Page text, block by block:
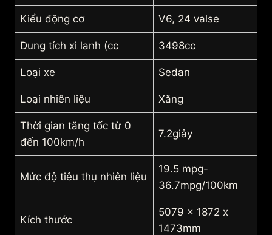
Kiểu động cơ V6, 24 valse
Dung tích xi lanh (cc 3498cc
Loại xe Sedan
Loại nhiên liệu Xăng
Thời gian tăng tốc từ 0
đến 100km/h
7.2giây
Mức độ tiêu thụ nhiên liệu
19.5 mpg-
36.7mpg/100km
Kích thước
5079 x 1872 x
1473mm